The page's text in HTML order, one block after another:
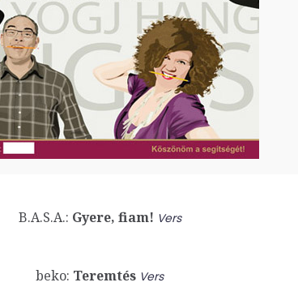
B.A.S.A.: Gyere, fiam! Vers
beko: Teremtés Vers